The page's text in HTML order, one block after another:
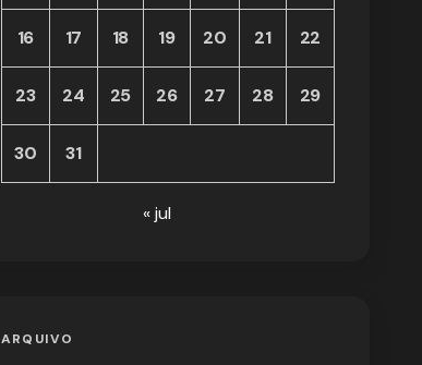
16 17 18 19 20 21 22
23 24 25 26 27 28 29
30 31
« jul
ARQUIVO